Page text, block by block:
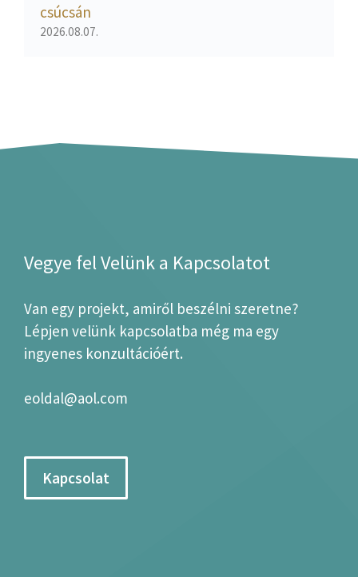
csúcsán
2026.08.07.
Vegye fel Velünk a Kapcsolatot
Van egy projekt, amiről beszélni szeretne?
Lépjen velünk kapcsolatba még ma egy
ingyenes konzultációért.
eoldal@aol.com
Kapcsolat